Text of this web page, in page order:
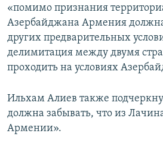
«помимо признания
Азербайджана Армения
других предварительных
делимитация между двумя
проходить на условиях
Ильхам Алиев также
должна забывать, что из
Армении».